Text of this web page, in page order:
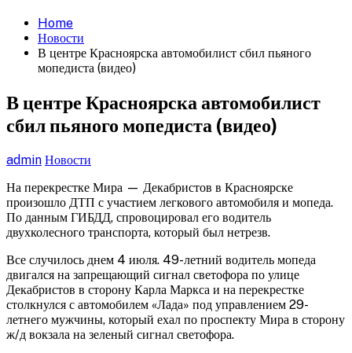
Home
Новости
В центре Красноярска автомобилист сбил пьяного
мопедиста (видео)
В центре Красноярска автомобилист
сбил пьяного мопедиста (видео)
admin Новости
На перекрестке Мира — Декабристов в Красноярске
произошло ДТП с участием легкового автомобиля и мопеда.
По данным ГИБДД, спровоцировал его водитель
двухколесного транспорта, который был нетрезв.
Все случилось днем 4 июля. 49-летний водитель мопеда
двигался на запрещающий сигнал светофора по улице
Декабристов в сторону Карла Маркса и на перекрестке
столкнулся с автомобилем «Лада» под управлением 29-
летнего мужчины, который ехал по проспекту Мира в сторону
ж/д вокзала на зеленый сигнал светофора.